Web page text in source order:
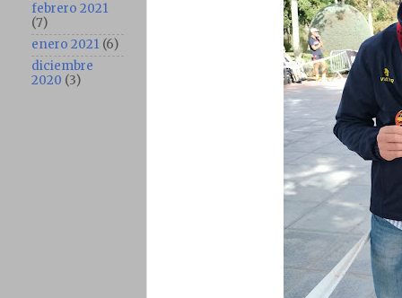
febrero 2021
(7)
enero 2021 (6)
diciembre
2020 (3)